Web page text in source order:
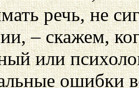
речь, не
– скажем,
или
ошибки